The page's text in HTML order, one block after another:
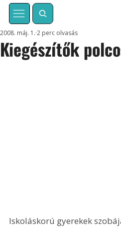
Kiegészítők
2008. máj. 1. 2 perc olvasás
Iskoláskorú gyerekek